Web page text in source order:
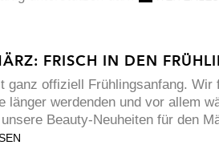
FRISCH IN DEN
ganz offiziell Frühlingsanfang. Wir
länger werdenden und vor allem
Beauty-Neuheiten für den